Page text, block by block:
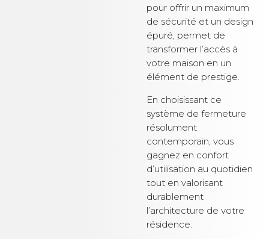
pour offrir un maximum
de sécurité et un design
épuré, permet de
transformer l’accès à
votre maison en un
élément de prestige.
En choisissant ce
système de fermeture
résolument
contemporain, vous
gagnez en confort
d’utilisation au quotidien
tout en valorisant
durablement
l’architecture de votre
résidence.